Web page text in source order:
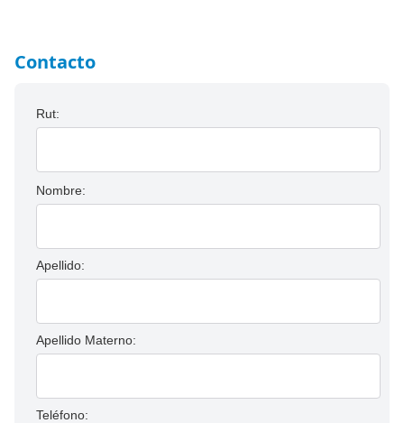
Contacto
Rut:
Nombre:
Apellido:
Apellido Materno:
Teléfono: